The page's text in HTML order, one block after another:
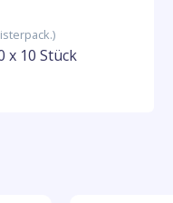
x 10 Stück